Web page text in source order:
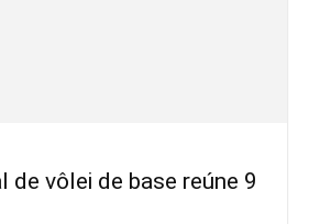
de vôlei de base reúne 9